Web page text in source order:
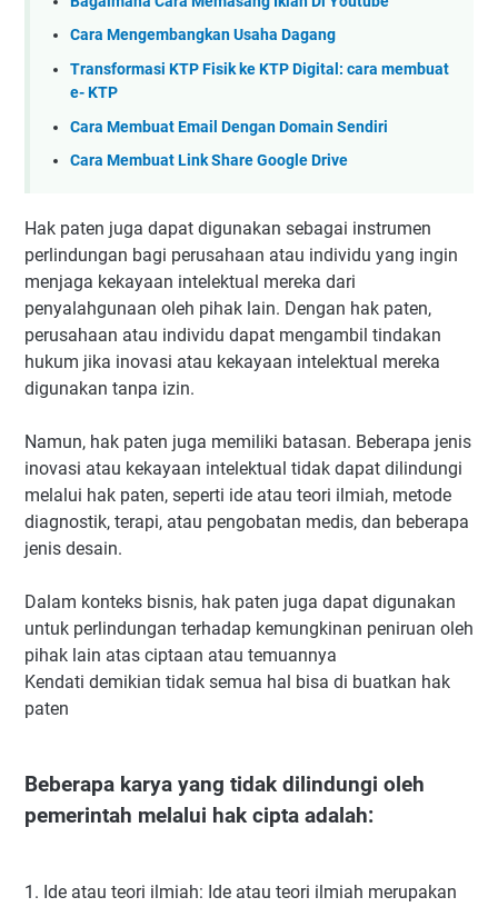
Cara Mengembangkan Usaha Dagang
Transformasi KTP Fisik ke KTP Digital: cara membuat
e- KTP
Cara Membuat Email Dengan Domain Sendiri
Cara Membuat Link Share Google Drive
Hak paten juga dapat digunakan sebagai instrumen
perlindungan bagi perusahaan atau individu yang ingin
menjaga kekayaan intelektual mereka dari
penyalahgunaan oleh pihak lain. Dengan hak paten,
perusahaan atau individu dapat mengambil tindakan
hukum jika inovasi atau kekayaan intelektual mereka
digunakan tanpa izin.
Namun, hak paten juga memiliki batasan. Beberapa jenis
inovasi atau kekayaan intelektual tidak dapat dilindungi
melalui hak paten, seperti ide atau teori ilmiah, metode
diagnostik, terapi, atau pengobatan medis, dan beberapa
jenis desain.
Dalam konteks bisnis, hak paten juga dapat digunakan
untuk perlindungan terhadap kemungkinan peniruan oleh
pihak lain atas ciptaan atau temuannya
Kendati demikian tidak semua hal bisa di buatkan hak
paten
Beberapa karya yang tidak dilindungi oleh
pemerintah melalui hak cipta adalah:
1. Ide atau teori ilmiah: Ide atau teori ilmiah merupakan